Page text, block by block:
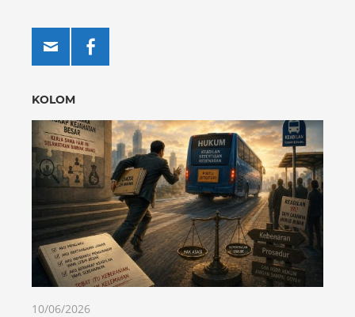
KOLOM
10/06/2026